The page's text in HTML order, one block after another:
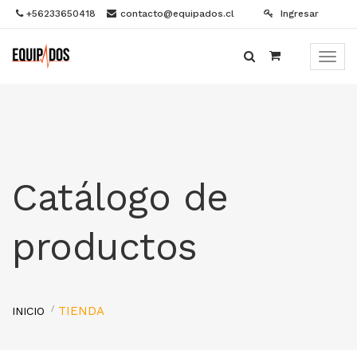
+56233650418 contacto@equipados.cl Ingresar
Menú
Catálogo de
productos
INICIO TIENDA